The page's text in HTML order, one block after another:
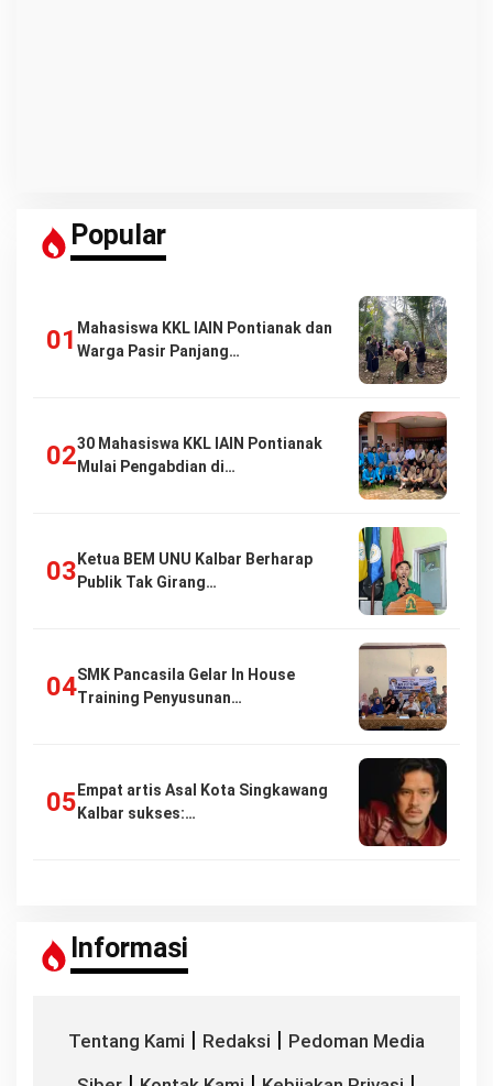
Popular
Mahasiswa KKL IAIN Pontianak dan
Warga Pasir Panjang…
30 Mahasiswa KKL IAIN Pontianak
Mulai Pengabdian di…
Ketua BEM UNU Kalbar Berharap
Publik Tak Girang…
SMK Pancasila Gelar In House
Training Penyusunan…
Empat artis Asal Kota Singkawang
Kalbar sukses:…
Informasi
Tentang Kami | Redaksi | Pedoman Media